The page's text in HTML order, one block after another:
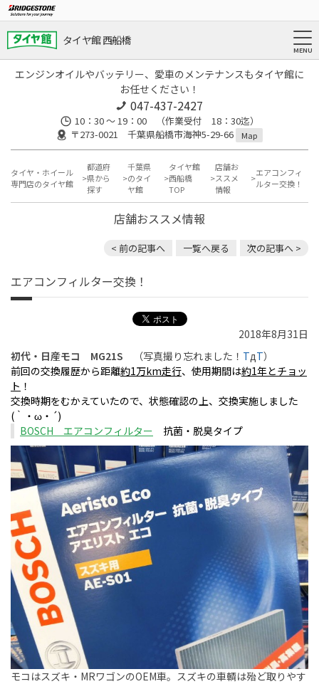
タイヤ館 西船橋
エンジンオイルやバッテリー、愛車のメンテナンスもタイヤ館に
お任せください！
047-437-2427
10：30 ～ 19：00 （作業受付 18：30迄）
〒273-0021 千葉県船橋市海神5-29-66
Map
タイヤ・ホイール
専門店のタイヤ館
都道府
県から
探す
千葉県
のタイ
ヤ館
タイヤ館
西船橋
TOP
店舗お
ススメ
情報
エアコンフィ
ルター交換！
店舗おススメ情報
< 前の記事へ 一覧へ戻る 次の記事へ >
エアコンフィルター交換！
2018年8月31日
初代・日産モコ MG21S （写真撮り忘れました！ TдT）
前回の交換履歴から距離約1万km走行、使用期間は約1年とチョッ
ト ！
交換時期をむかえていたので、状態確認の上、交換実施しました
(｀・ω・´)
BOSCH エアコンフィルター 抗菌・脱臭タイプ
モコはスズキ・MRワゴンのOEM車。スズキの車輌は殆ど取りやす